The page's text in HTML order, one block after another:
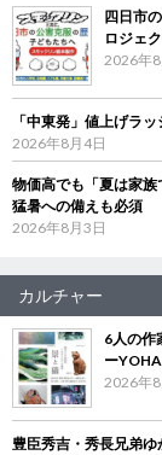
四日市
ロジェ
2026年
「中東発」値上げラ
2026年8月4日
物価高でも「夏は家
猛暑への備えも必須
2026年8月3日
カルチャー
6人の作
ー
2026年
豊臣秀吉・秀長兄弟